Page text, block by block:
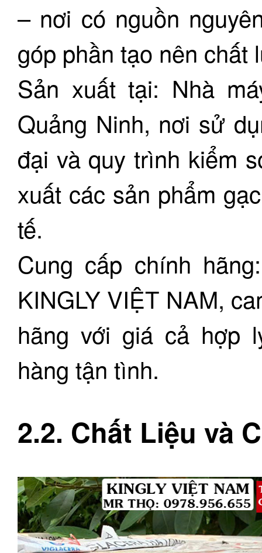
– nơi có nguồn
góp phần tạo nên chất
Sản xuất tại: Nhà
Quảng Ninh, nơi sử
đại và quy trình kiểm
xuất các sản phẩm
tế.
Cung cấp chính
KINGLY VIỆT NAM,
hãng với giá cả hợp
hàng tận tình.
2.2. Chất Liệu và